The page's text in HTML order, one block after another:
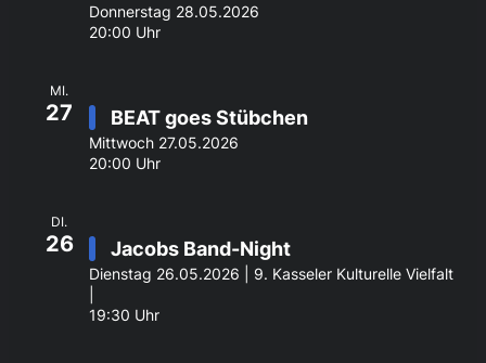
Donnerstag 28.05.2026
20:00 Uhr
MI.
27 BEAT goes Stübchen
Mittwoch 27.05.2026
20:00 Uhr
DI.
26 Jacobs Band-Night
Dienstag 26.05.2026 | 9. Kasseler Kulturelle Vielfalt
19:30 Uhr